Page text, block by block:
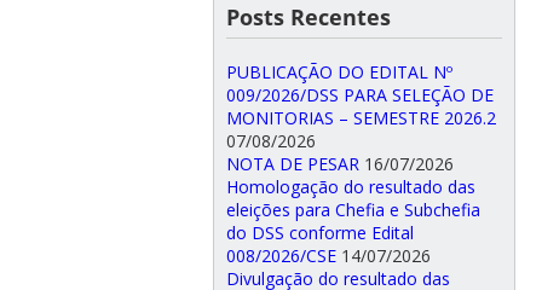
Posts Recentes
PUBLICAÇÃO DO EDITAL Nº
009/2026/DSS PARA SELEÇÃO DE
MONITORIAS – SEMESTRE 2026.2
07/08/2026
NOTA DE PESAR 16/07/2026
Homologação do resultado das
eleições para Chefia e Subchefia
do DSS conforme Edital
008/2026/CSE 14/07/2026
Divulgação do resultado das